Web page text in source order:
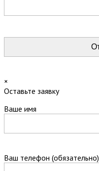
×
Оставьте заявку
Ваше имя
Ваш телефон (обязательно)